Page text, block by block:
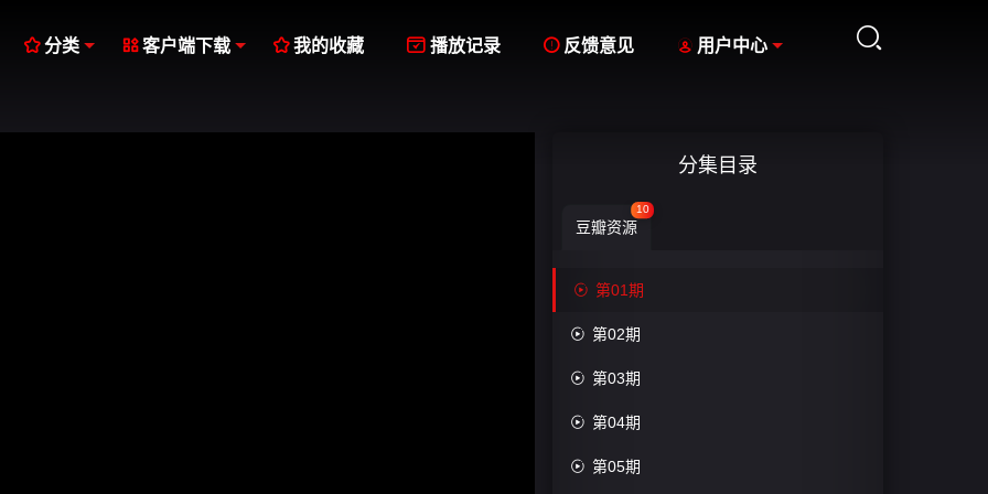

分类 客户端下载 我的收藏  播放记录  反馈意见  用户中心
分集目录
豆瓣资源
10
 第01期
 第02期
 第03期
 第04期
 第05期